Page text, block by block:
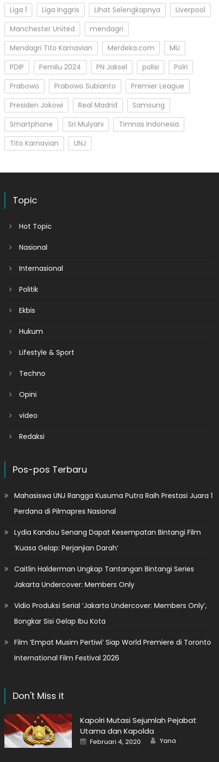
Liga 1
Liga Inggris Lihat Selengkapnya
Liverpool
Manchester United
mendagri
Mendagri Tito Karnavian
Merdeka.com
MU
PDIP
Pemilu 2024 PN Jaksel polisi
Polri
Prabowo
Prabowo Subianto
Premier League
Presiden Jokowi
Real Madrid
Samsung
Smartphone
Sri Mulyani
Timnas Indonesia
Tito Karnavian
UNJ
Topic
Hot Topic
Nasional
Internasional
Politik
Ekbis
Hukum
Lifestyle & Sport
Techno
Opini
video
Redaksi
Pos-pos Terbaru
Mahasiswa UNJ Rangga Kusuma Putra Raih Prestasi Juara 1
Perdana di Pilmapres Nasional
Lydia Kandou Senang Dapat Kesempatan Bintangi Film
‘Kuasa Gelap: Perjanjian Darah’
Caitlin Halderman Ungkap Tantangan Bintangi Series
Jakarta Undercover: Members Only
Vidio Produksi Serial ‘Jakarta Undercover: Members Only’,
Bongkar Sisi Gelap Ibu Kota
Film ‘Empat Musim Pertiwi’ Siap World Premiere di Toronto
International Film Festival 2026
Don't Miss it
Kapolri Mutasi Sejumlah Pejabat
Utama dan Kapolda
Posted
on
Februari 4, 2020 Author
Yana